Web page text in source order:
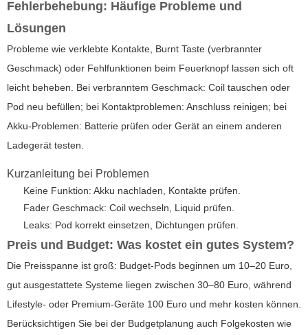
Fehlerbehebung: Häufige Probleme und
Lösungen
Probleme wie verklebte Kontakte, Burnt Taste (verbrannter
Geschmack) oder Fehlfunktionen beim Feuerknopf lassen sich oft
leicht beheben. Bei verbranntem Geschmack: Coil tauschen oder
Pod neu befüllen; bei Kontaktproblemen: Anschluss reinigen; bei
Akku-Problemen: Batterie prüfen oder Gerät an einem anderen
Ladegerät testen.
Kurzanleitung bei Problemen
Keine Funktion: Akku nachladen, Kontakte prüfen.
Fader Geschmack: Coil wechseln, Liquid prüfen.
Leaks: Pod korrekt einsetzen, Dichtungen prüfen.
Preis und Budget: Was kostet ein gutes System?
Die Preisspanne ist groß: Budget-Pods beginnen um 10–20 Euro,
gut ausgestattete Systeme liegen zwischen 30–80 Euro, während
Lifestyle- oder Premium-Geräte 100 Euro und mehr kosten können.
Berücksichtigen Sie bei der Budgetplanung auch Folgekosten wie